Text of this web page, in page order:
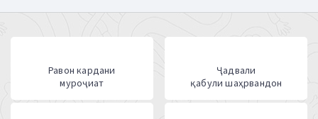
Равон кардани
муроҷиат
Ҷадвали
қабули шаҳрвандон